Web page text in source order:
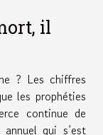
il
? Les chiffres
les prophéties
continue de
qui s’est